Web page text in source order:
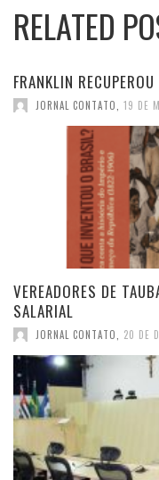
RELATED
FRANKLIN
JORNAL CONTATO 19 DE
VEREADORES DE
SALARIAL
JORNAL CONTATO 20 DE